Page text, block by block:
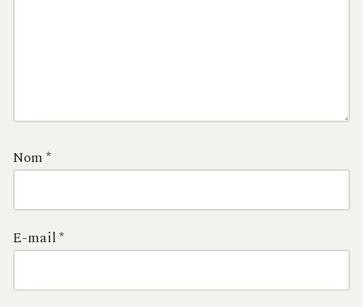
Nom*
E-mail*